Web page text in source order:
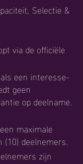
Selectie &
via de officiële
een interesse-
geen
op deelname.
maximale
deelnemers.
zijn